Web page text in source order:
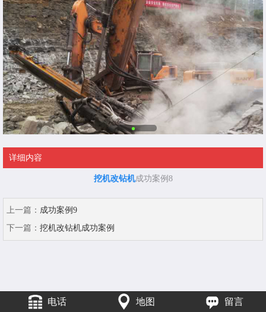
详细内容
挖机改钻机成功案例8
上一篇： 成功案例9
下一篇： 挖机改钻机成功案例
电话 地图 留言